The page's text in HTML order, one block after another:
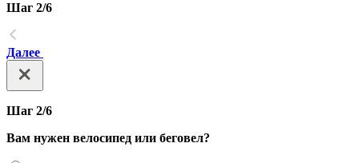
Шаг 2/6
Далее
Шаг 2/6
Вам нужен велосипед или беговел?